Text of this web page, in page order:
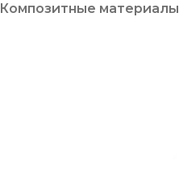
Композитные материалы